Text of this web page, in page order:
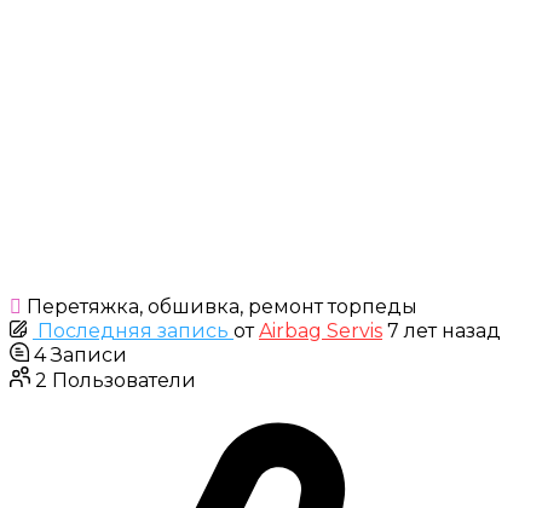
Перетяжка, обшивка, ремонт торпеды
Последняя запись от Airbag Servis 7 лет назад
4Записи
2 Пользователи